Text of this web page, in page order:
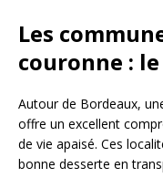
Les
couronne :
Autour de Bordeaux,
offre un excellent
de vie apaisé. Ces
bonne desserte en